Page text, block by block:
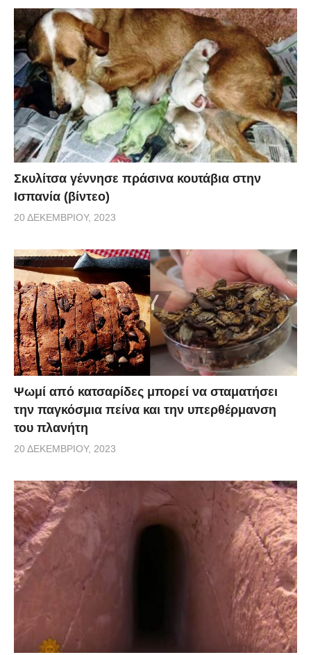
Σκυλίτσα γέννησε πράσινα κουτάβια στην
Ισπανία (βίντεο)
20 ΔΕΚΕΜΒΡΊΟΥ, 2023
Ψωμί από κατσαρίδες μπορεί να σταματήσει
την παγκόσμια πείνα και την υπερθέρμανση
του πλανήτη
20 ΔΕΚΕΜΒΡΊΟΥ, 2023